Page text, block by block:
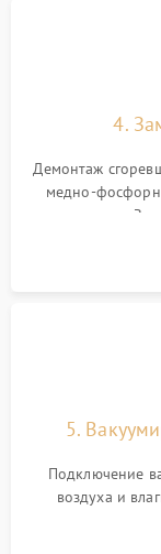
4.
Демонтаж
медно-
осушителя.
сломанных
5.
Подключение
воздуха и
электронным